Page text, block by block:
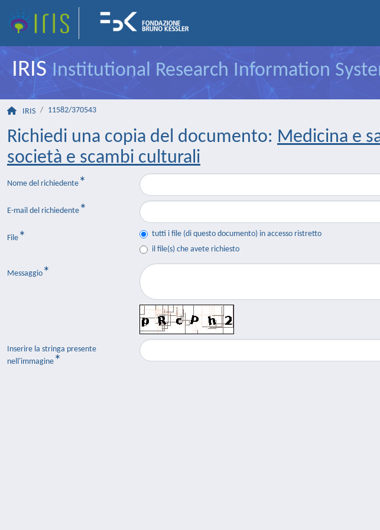
IRISInstitutional Research Information
IRIS 11582/370543
Richiedi una copia del documento: Medicina e
società e scambi culturali
Nome del richiedente
E-mail del richiedente
File
tutti i file (di questo documento) in accesso ristretto
il file(s) che avete richiesto
Messaggio
Inserire la stringa presente
nell'immagine